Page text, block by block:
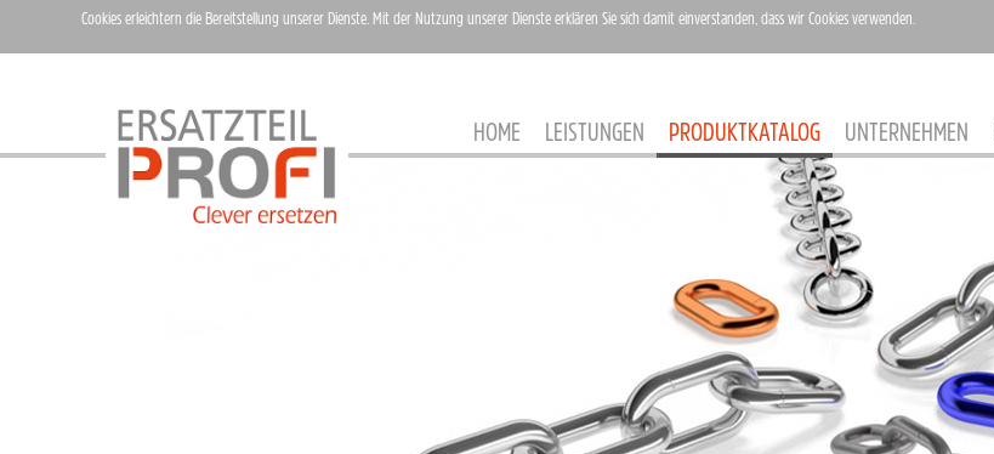
HOME LEISTUNGEN PRODUKTKATALOG UNTERNEHMEN
Cookies erleichtern die Bereitstellung unserer Dienste. Mit der Nutzung unserer Dienste erklären Sie sich damit einverstanden, dass wir Cookies verwenden.